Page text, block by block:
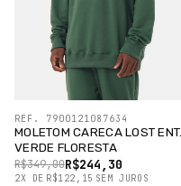
MOLETOM CARECA LOST ENT.
VERDE FLORESTA
R$244,30
R$349,00
2X DE R$122,15 SEM JUROS
REF. 7900121087634